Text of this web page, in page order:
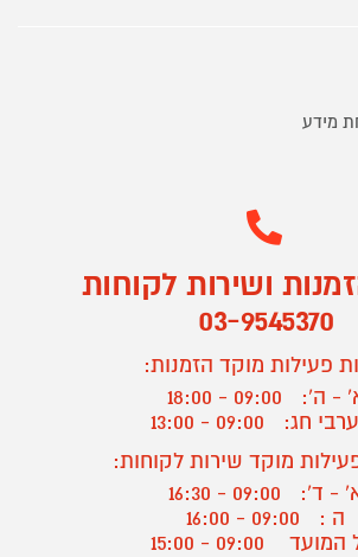
מידע
ושירות לקוחות
03-9545370
פעילות מוקד הזמנות:
- ה':
09:00 - 18:00
חג:
09:00 - 13:00
מוקד שירות לקוחות:
- ד':
09:00 - 16:30
ה :
09:00 - 16:00
המועד